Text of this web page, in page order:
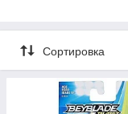
Сортировка